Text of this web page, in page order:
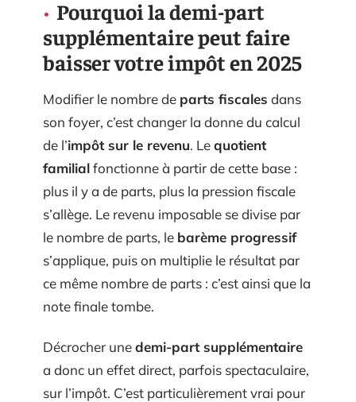
Pourquoi la demi-part
supplémentaire peut faire
baisser votre impôt en 2025
Modifier le nombre de parts fiscales dans
son foyer, c’est changer la donne du calcul
de l’impôt sur le revenu. Lequotient
familialfonctionne à partir de cette base :
plus il y a de parts, plus la pression fiscale
s’allège. Le revenu imposable se divise par
le nombre de parts, le barème progressif
s’applique, puis on multiplie le résultat par
ce même nombre de parts : c’est ainsi que la
note finale tombe.
Décrocher unedemi-part supplémentaire
a donc un effet direct, parfois spectaculaire,
sur l’impôt. C’est particulièrement vrai pour